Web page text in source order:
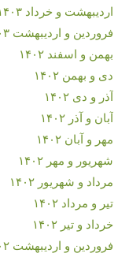
اردیبهشت و خرداد ۱۴۰۳
فروردین و اردیبهشت ۱۴۰۳
بهمن و اسفند ۱۴۰۲
دی و بهمن ۱۴۰۲
آذر و دی ۱۴۰۲
آبان و آذر ۱۴۰۲
مهر و آبان ۱۴۰۲
شهریور و مهر ۱۴۰۲
مرداد و شهریور ۱۴۰۲
تیر و مرداد ۱۴۰۲
خرداد و تیر ۱۴۰۲
فروردین و اردیبهشت ۱۴۰۲